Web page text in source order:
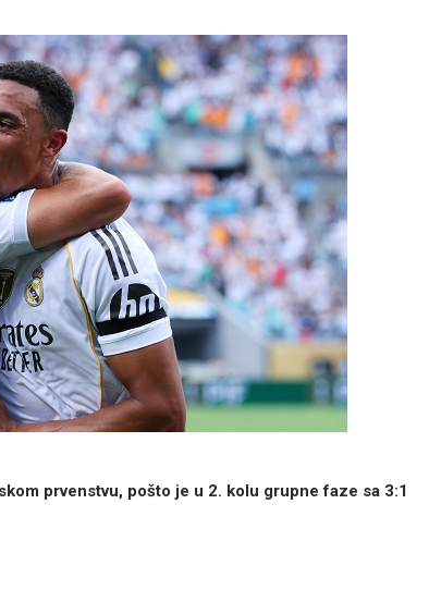
prvenstvu, pošto je u 2. kolu grupne faze sa 3:1